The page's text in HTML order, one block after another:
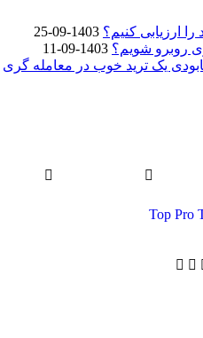
ارزیابی کنیم؟ 1403-09-25
روبرو شویم؟ 1403-09-11